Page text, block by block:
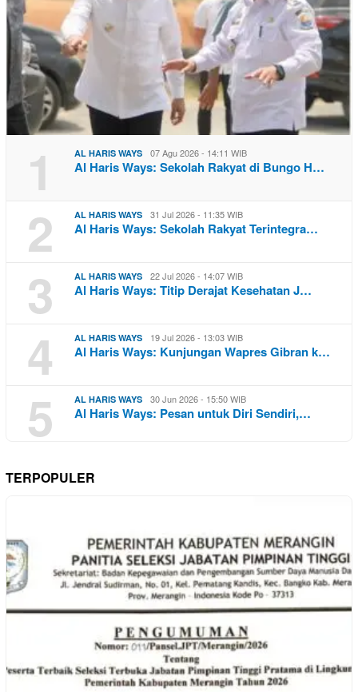
1 AL HARIS WAYS 07 Agu 2026 - 14:11 WIB
Al Haris Ways: Sekolah Rakyat di Bungo H…
2 AL HARIS WAYS 31 Jul 2026 - 11:35 WIB
Al Haris Ways: Sekolah Rakyat Terintegra…
3 AL HARIS WAYS 22 Jul 2026 - 14:07 WIB
Al Haris Ways: Titip Derajat Kesehatan J…
4 AL HARIS WAYS 19 Jul 2026 - 13:03 WIB
Al Haris Ways: Kunjungan Wapres Gibran k…
5 AL HARIS WAYS 30 Jun 2026 - 15:50 WIB
Al Haris Ways: Pesan untuk Diri Sendiri,…
TERPOPULER